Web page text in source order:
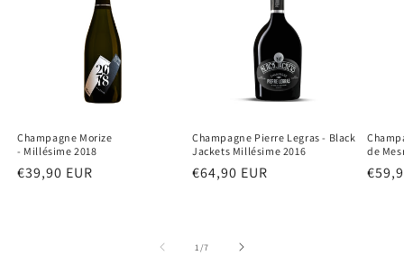
Champagne Morize
- Millésime 2018
Normaler
€39,90 EUR
Champagne Pierre Legras - Black
Jackets Millésime 2016
Normaler
€64,90 EUR
de
1/von
7